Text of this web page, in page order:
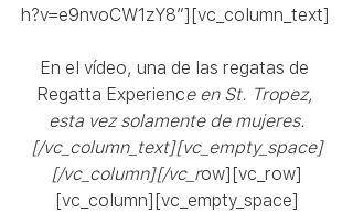
h?v=e9nvoCW1zY8″][vc_column_text]
En el vídeo, una de las regatas de
Regatta Experience en St. Tropez,
esta vez solamente de mujeres.
[/vc_column_text][vc_empty_space]
[/vc_column][/vc_row][vc_row]
[vc_column][vc_empty_space]